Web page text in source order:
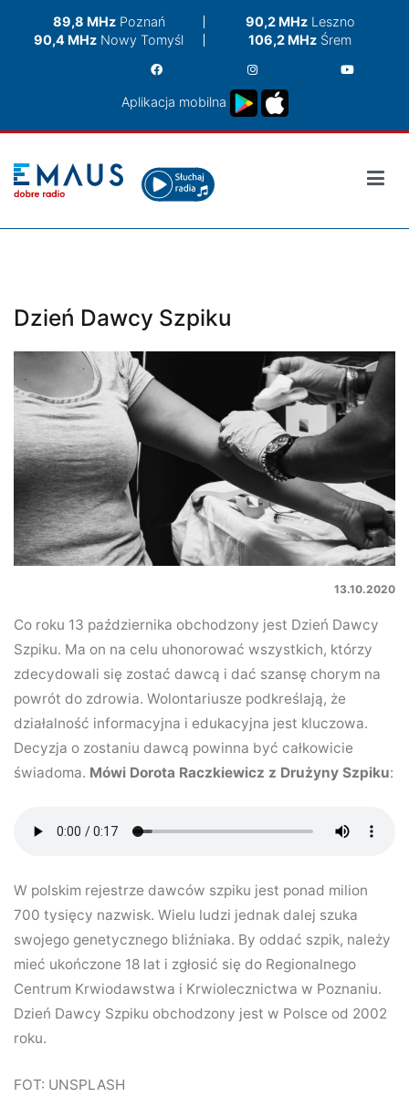
89,8 MHzPoznań 90,2 MHzLeszno
90,4 MHz Nowy Tomyśl 106,2 MHz Śrem
Aplikacja mobilna
Dzień Dawcy Szpiku
13.10.2020
Co roku 13 października obchodzony jest Dzień Dawcy
Szpiku. Ma on na celu uhonorować wszystkich, którzy
zdecydowali się zostać dawcą i dać szansę chorym na
powrót do zdrowia. Wolontariusze podkreślają, że
działalność informacyjna i edukacyjna jest kluczowa.
Decyzja o zostaniu dawcą powinna być całkowicie
świadoma. Mówi Dorota Raczkiewicz z Drużyny Szpiku:
W polskim rejestrze dawców szpiku jest ponad milion
700 tysięcy nazwisk. Wielu ludzi jednak dalej szuka
swojego genetycznego bliźniaka. By oddać szpik, należy
mieć ukończone 18 lat i zgłosić się do Regionalnego
Centrum Krwiodawstwa i Krwiolecznictwa w Poznaniu.
Dzień Dawcy Szpiku obchodzony jest w Polsce od 2002
roku.
FOT: UNSPLASH